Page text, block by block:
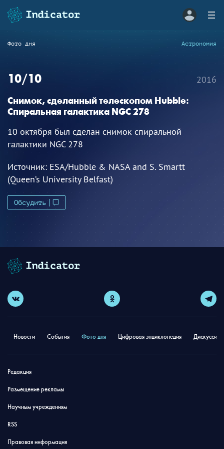
Фото дня Астрономия
10/10
Снимок, сделанный телескопом Hubble:
Спиральная галактика NGC 278
10 октября был сделан снимок спиральной
галактики NGC 278
Источник:ESA/Hubble & NASA and S. Smartt
(Queen’s University Belfast)
Обсудить
2016
Новости События Фото дня Цифровая энциклопедия
Редакция
Размещение рекламы
Научным учреждениям
RSS
Правовая информация